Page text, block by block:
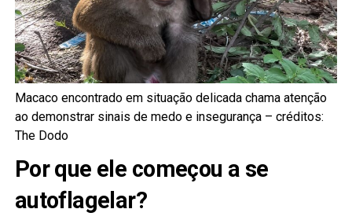
Macaco encontrado em situação delicada chama atenção
ao demonstrar sinais de medo e insegurança – créditos:
The Dodo
Por que ele começou a se
autoflagelar?